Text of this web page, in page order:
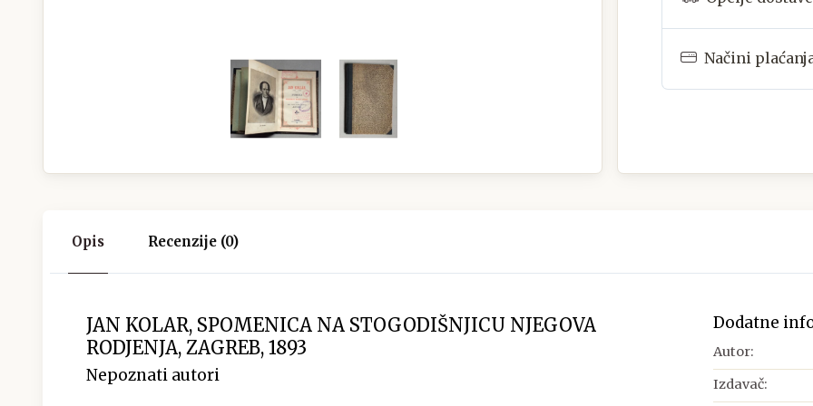
Načini
Opis Recenzije (0)
JAN KOLAR, SPOMENICA NA STOGODIŠNJICU NJEGOVA
RODJENJA, ZAGREB, 1893
Nepoznati autori
Dodatne
Autor:
Izdavač: